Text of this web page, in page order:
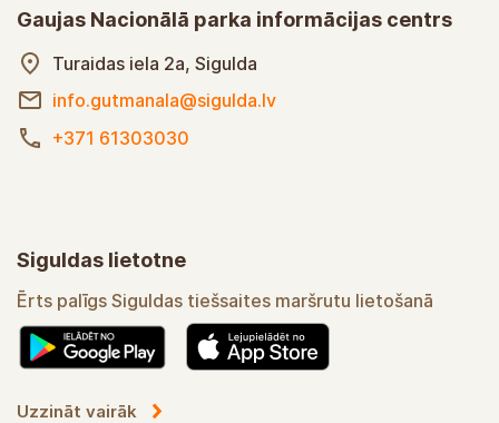
Gaujas Nacionālā parka informācijas centrs
Turaidas iela 2a, Sigulda
info.gutmanala@sigulda.lv
+371 61303030
Siguldas lietotne
Ērts palīgs Siguldas tiešsaites maršrutu lietošanā
Uzzināt vairāk